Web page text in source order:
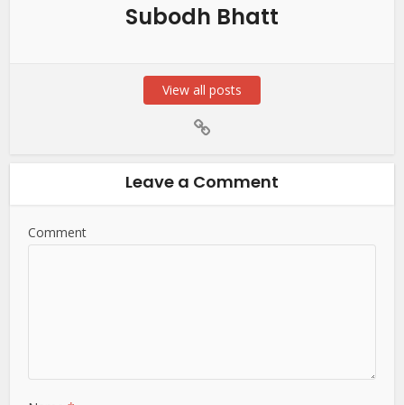
Subodh Bhatt
View all posts
Leave a Comment
Comment